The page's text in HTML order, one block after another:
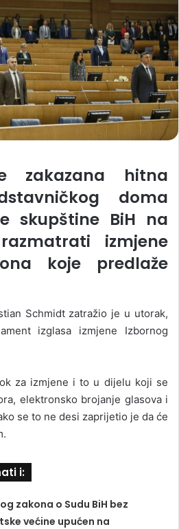
zakazana hitna
doma
skupštine BiH na
izmjene
koje predlaže
Schmidt zatražio je u utorak,
izglasa izmjene Izbornog
za izmjene i to u dijelu koji se
elektronsko brojanje glasova i
se to ne desi zaprijetio je da će
i:
zakona o Sudu BiH bez
većine upućen na